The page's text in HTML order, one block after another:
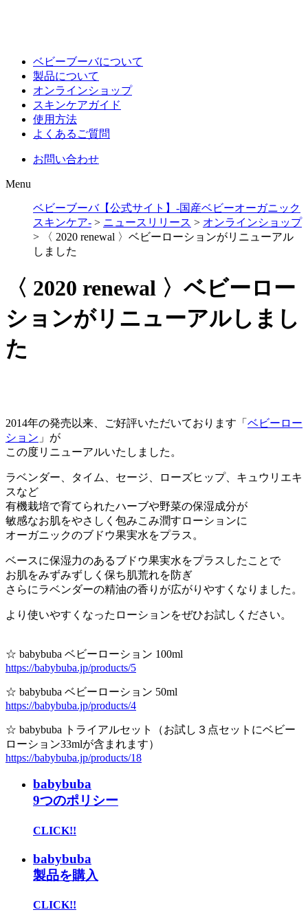
ベビーブーバについて
製品について
オンラインショップ
スキンケアガイド
使用方法
よくあるご質問
お問い合わせ
Menu
ベビーブーバ【公式サイト】-国産ベビーオーガニック
スキンケア- > ニュースリリース > オンラインショップ
>
〈 2020 renewal 〉ベビーローションがリニューアル
しました
〈 2020 renewal 〉ベビーロー
ションがリニューアルしまし
た
2014年の発売以来、ご好評いただいております「 ベビーロー
ション 」が
この度リニューアルいたしました。
ラベンダー、タイム、セージ、ローズヒップ、キュウリエキ
スなど
有機栽培で育てられたハーブや野菜の保湿成分が
敏感なお肌をやさしく包みこみ潤すローションに
オーガニックのブドウ果実水をプラス。
ベースに保湿力のあるブドウ果実水をプラスしたことで
お肌をみずみずしく保ち肌荒れを防ぎ
さらにラベンダーの精油の香りが広がりやすくなりました。
より使いやすくなったローションをぜひお試しください。
☆ babybuba ベビーローション 100ml
https://babybuba.jp/products/5
☆ babybuba ベビーローション 50ml
https://babybuba.jp/products/4
☆ babybuba トライアルセット（お試し３点セットにベビー
ローション33mlが含まれます）
https://babybuba.jp/products/18
babybuba
9つのポリシー
CLICK!!
babybuba
製品を購入
CLICK!!